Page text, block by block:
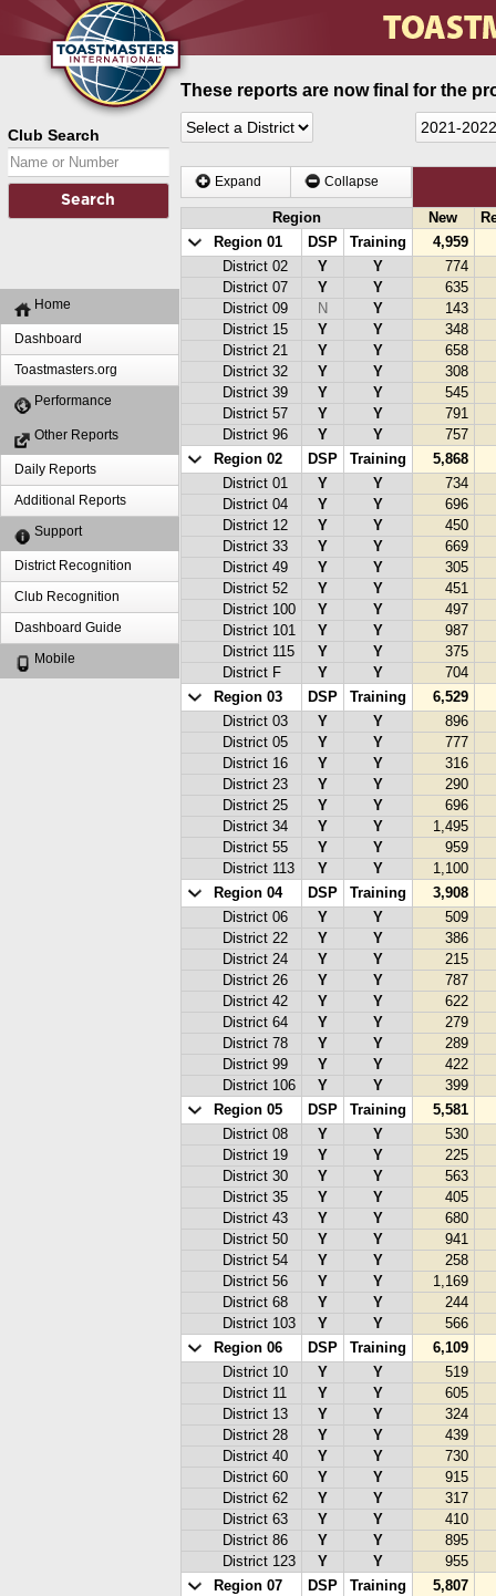
Club Search
Home
Dashboard
Toastmasters.org
Performance
Other Reports
Daily Reports
Additional Reports
Support
District Recognition
Club Recognition
Dashboard Guide
Mobile
These reports are now final for the
Expand Collapse
Region New
Region 01
DSP Training
4,959
District 02
Y Y
774
District 07
Y Y
635
District 09
N Y
143
District 15
Y Y
348
District 21
Y Y
658
District 32
Y Y
308
District 39
Y Y
545
District 57
Y Y
791
District 96
Y Y
757
Region 02
DSP Training
5,868
District 01
Y Y
734
District 04
Y Y
696
District 12
Y Y
450
District 33
Y Y
669
District 49
Y Y
305
District 52
Y Y
451
District 100
Y Y
497
District 101
Y Y
987
District 115
Y Y
375
District F
Y Y
704
Region 03
DSP Training
6,529
District 03
Y Y
896
District 05
Y Y
777
District 16
Y Y
316
District 23
Y Y
290
District 25
Y Y
696
District 34
Y Y
1,495
District 55
Y Y
959
District 113
Y Y
1,100
Region 04
DSP Training
3,908
District 06
Y Y
509
District 22
Y Y
386
District 24
Y Y
215
District 26
Y Y
787
District 42
Y Y
622
District 64
Y Y
279
District 78
Y Y
289
District 99
Y Y
422
District 106
Y Y
399
Region 05
DSP Training
5,581
District 08
Y Y
530
District 19
Y Y
225
District 30
Y Y
563
District 35
Y Y
405
District 43
Y Y
680
District 50
Y Y
941
District 54
Y Y
258
District 56
Y Y
1,169
District 68
Y Y
244
District 103
Y Y
566
Region 06
DSP Training
6,109
District 10
Y Y
519
District 11
Y Y
605
District 13
Y Y
324
District 28
Y Y
439
District 40
Y Y
730
District 60
Y Y
915
District 62
Y Y
317
District 63
Y Y
410
District 86
Y Y
895
District 123
Y Y
955
Region 07
DSP Training
5,807